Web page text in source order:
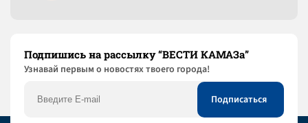
Подпишись на рассылку “ВЕСТИ КАМАЗа”
Узнaвай первым о новостях твоего города!